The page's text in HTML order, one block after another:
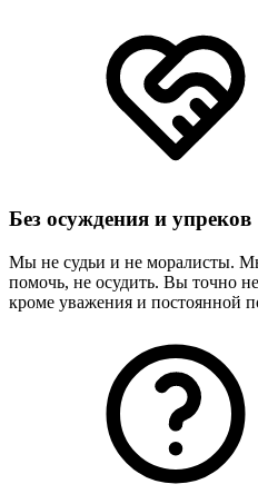
Без осуждения и упреков
Мы не судьи и не моралисты.
помочь, не осудить. Вы точно
кроме уважения и постоянной